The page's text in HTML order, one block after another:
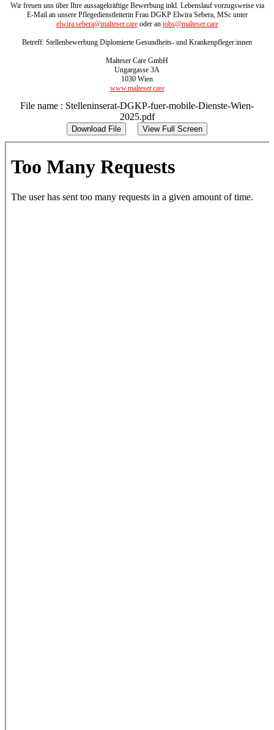
Wir freuen uns über Ihre aussagekräftige Bewerbung inkl. Lebenslauf vorzugsweise via
E-­Mail an unsere Pflegedienstleiterin Frau DGKP Elwira Sebera, MSc unter
elwira.sebera@malteser.careoder an jobs@malteser.care
Betreff: Stellenbewerbung Diplomierte Gesundheits- und Krankenpfleger:innen
Malteser Care GmbH
Ungargasse 3A
1030 Wien
www.malteser.care
File name : Stelleninserat-DGKP-fuer-mobile-Dienste-Wien-
2025.pdf
Download File View Full Screen